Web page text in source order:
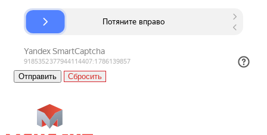
Сбросить